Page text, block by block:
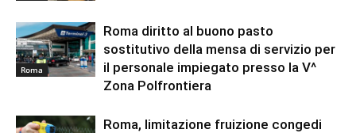
Roma
Roma diritto al buono pasto
sostitutivo della mensa di servizio per
il personale impiegato presso la V^
Zona Polfrontiera
Roma, limitazione fruizione congedi